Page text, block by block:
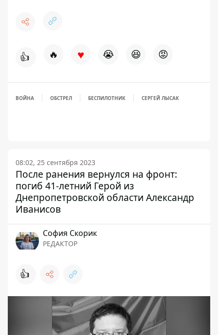
👍 🔥 ♥ 😭 😆 😡
ВОЙНА ОБСТРЕЛ БЕСПИЛОТНИК СЕРГЕЙ ЛЫСАК
08:02, 25 сентября 2023
После ранения вернулся на фронт:
погиб 41-летний Герой из
Днепропетровской области Александр
Иванисов
София Скорик
РЕДАКТОР
👍